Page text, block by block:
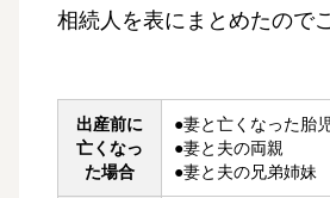
相続人を表にまとめたので
出産前に
亡くなっ
た場合
●妻と亡くなった胎
●妻と夫の両親
●妻と夫の兄弟姉妹